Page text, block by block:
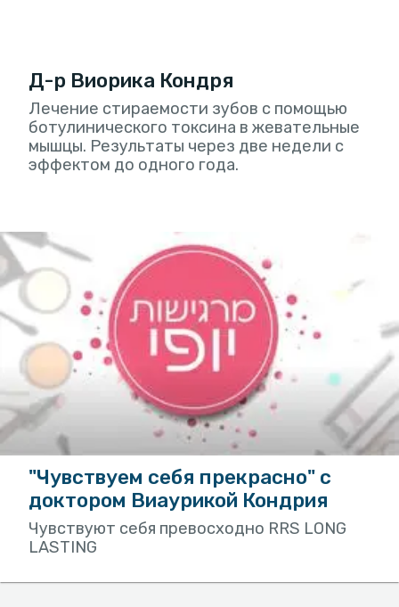
Д-р Виорика Кондря
Лечение стираемости зубов с помощью
ботулинического токсина в жевательные
мышцы. Результаты через две недели с
эффектом до одного года.
"Чувствуем себя прекрасно" с
доктором Виаурикой Кондрия
Чувствуют себя превосходно RRS LONG
LASTING